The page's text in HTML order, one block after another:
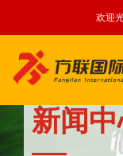
欢迎
新闻